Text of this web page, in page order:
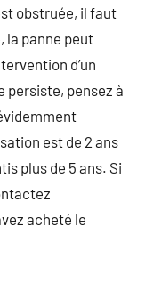
obstruée, il faut
la panne peut
d’un
persiste, pensez à
est de 2 ans
plus de 5 ans. Si
acheté le